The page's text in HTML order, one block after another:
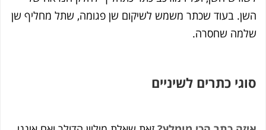
בעוד שכתר משמש לשיקום שן פגומה, שתל מחליף שן
שחסרה.
כתרים לשיניים